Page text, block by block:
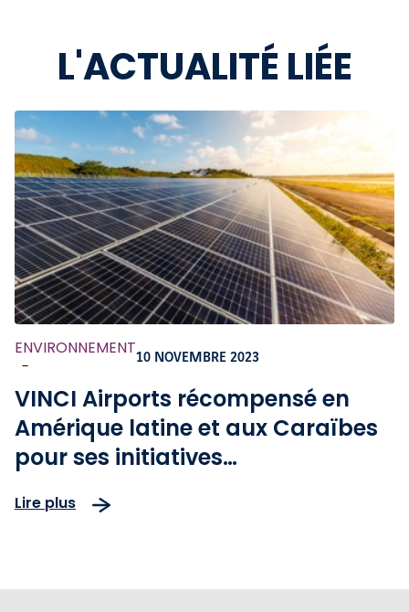
L'ACTUALITÉ LIÉE
ENVIRONNEMENT
-
10 NOVEMBRE 2023
VINCI Airports récompensé en
Amérique latine et aux Caraïbes
pour ses initiatives
Lire plus